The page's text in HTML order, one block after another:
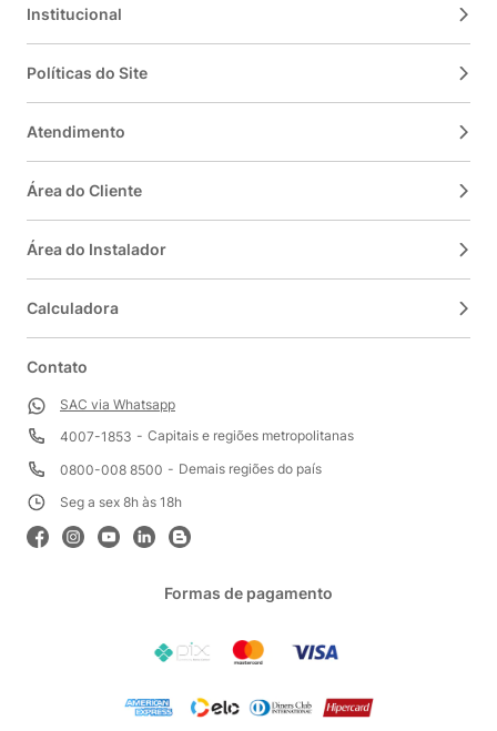
Institucional
Políticas do Site
Atendimento
Área do Cliente
Área do Instalador
Calculadora
Contato
SAC via Whatsapp
4007-1853
Capitais e regiões metropolitanas
0800-008 8500
Demais regiões do país
Seg a sex 8h às 18h
Formas de pagamento